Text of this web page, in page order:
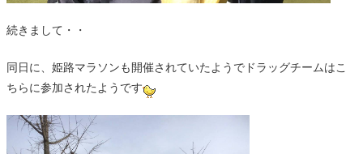
続きまして・・
同日に、姫路マラソンも開催されていたようでドラッグチームはこ
ちらに参加されたようです